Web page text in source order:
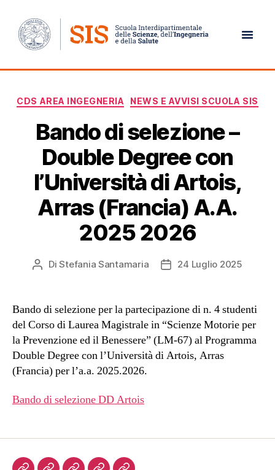
Giorno:
CDS AREA INGEGNERIA NEWS E AVVISI SCUOLA SIS
Bando di selezione –
Double Degree con
l’Università di Artois,
Arras (Francia) A.A.
2025 2026
DiStefania Santamaria 24 Luglio 2025
Bando di selezione per la partecipazione di n. 4 studenti
del Corso di Laurea Magistrale in “Scienze Motorie per
la Prevenzione ed il Benessere” (LM-67) al Programma
Double Degree con l’Università di Artois, Arras
(Francia) per l’a.a. 2025.2026.
Bando di selezione DD Artois